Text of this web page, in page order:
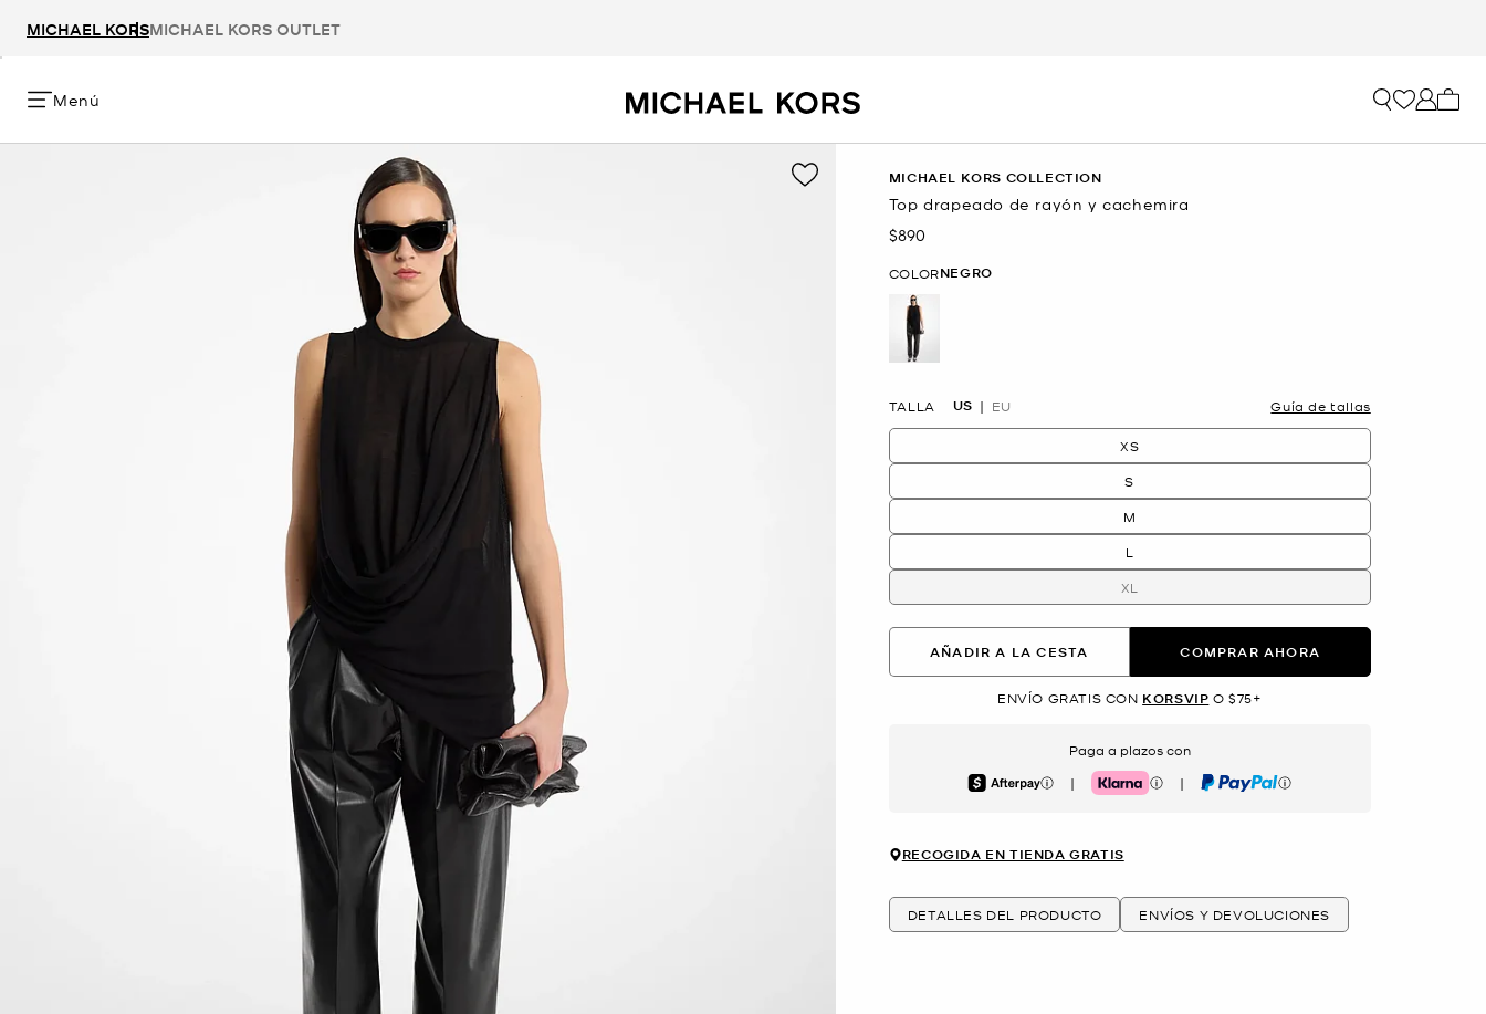
MICHAEL KORSMICHAEL KORS OUTLET
Menú
MICHAEL KORS COLLECTION
Top drapeado de rayón y cachemira
Ahora
$890
COLORNEGRO
TALLA US EU Guía de tallas
XS
S
M
L
XL
AÑADIR A LA CESTA COMPRAR AHORA
ENVÍO GRATIS CON KORSVIP O $75+
Paga a plazos con
Afterpay | Klarna | PayPal
RECOGIDA EN TIENDA GRATIS
DETALLES DEL PRODUCTO ENVÍOS Y DEVOLUCIONES